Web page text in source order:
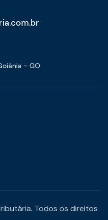
- GO
Todos os direitos